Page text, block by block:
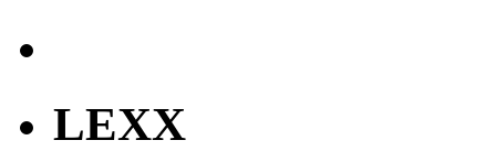
LEXX